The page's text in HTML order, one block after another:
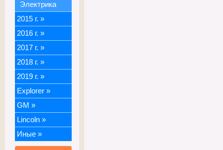
Электрика
2015 г. »
2016 г. »
2017 г. »
2018 г. »
2019 г. »
Explorer »
GM »
Lincoln »
Иные »